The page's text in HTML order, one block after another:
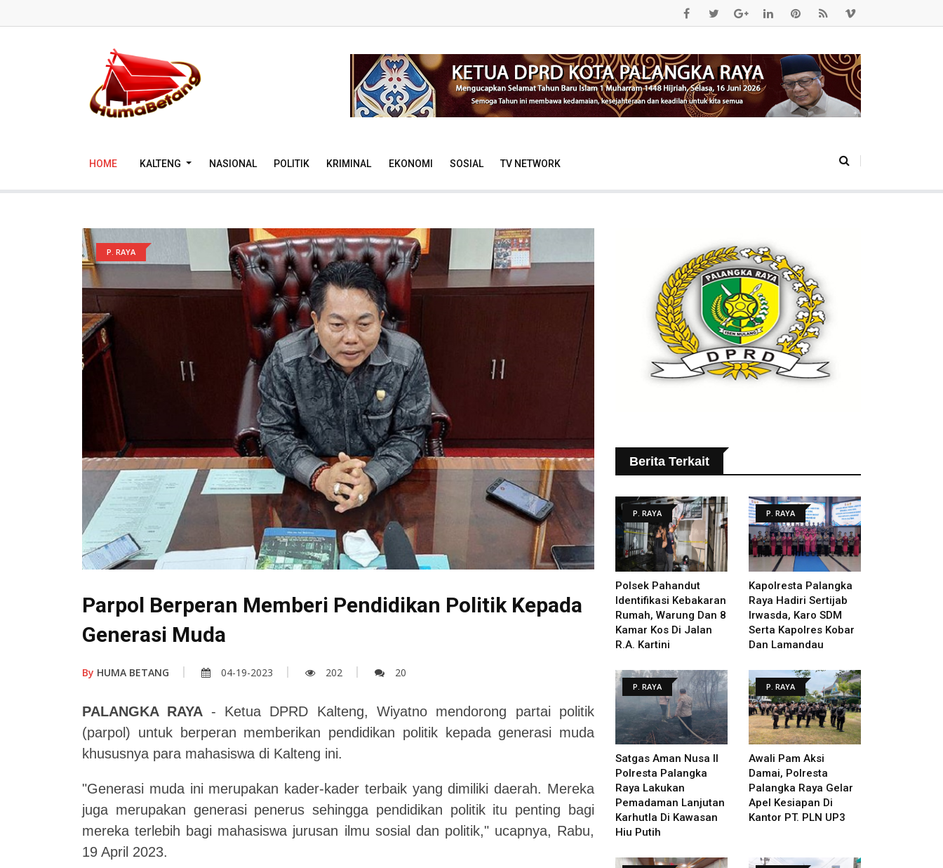
HOME KALTENG NASIONAL POLITIK KRIMINAL EKONOMI SOSIAL TV NETWORK
P. RAYA
Parpol Berperan Memberi Pendidikan Politik Kepada
Generasi Muda
By HUMA BETANG 04-19-2023 202 20
PALANGKA RAYA - Ketua DPRD Kalteng, Wiyatno mendorong partai politik
(parpol) untuk berperan memberikan pendidikan politik kepada generasi muda
khususnya para mahasiswa di Kalteng ini.
"Generasi muda ini merupakan kader-kader terbaik yang dimiliki daerah. Mereka
juga merupakan generasi penerus sehingga pendidikan politik itu penting bagi
mereka terlebih bagi mahasiswa jurusan ilmu sosial dan politik," ucapnya, Rabu,
19 April 2023.
Berita Terkait
P. RAYA
Polsek Pahandut
Identifikasi Kebakaran
Rumah, Warung Dan 8
Kamar Kos Di Jalan
R.A. Kartini
P. RAYA
Kapolresta Palangka
Raya Hadiri Sertijab
Irwasda, Karo SDM
Serta Kapolres Kobar
Dan Lamandau
P. RAYA
Satgas Aman Nusa II
Polresta Palangka
Raya Lakukan
Pemadaman Lanjutan
Karhutla Di Kawasan
Hiu Putih
P. RAYA
Awali Pam Aksi
Damai, Polresta
Palangka Raya Gelar
Apel Kesiapan Di
Kantor PT. PLN UP3